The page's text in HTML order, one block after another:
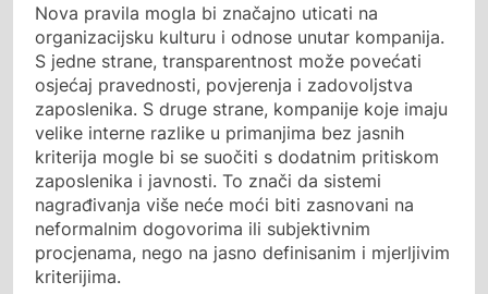
Nova pravila mogla bi značajno uticati na
organizacijsku kulturu i odnose unutar kompanija.
S jedne strane, transparentnost može povećati
osjećaj pravednosti, povjerenja i zadovoljstva
zaposlenika. S druge strane, kompanije koje imaju
velike interne razlike u primanjima bez jasnih
kriterija mogle bi se suočiti s dodatnim pritiskom
zaposlenika i javnosti. To znači da sistemi
nagrađivanja više neće moći biti zasnovani na
neformalnim dogovorima ili subjektivnim
procjenama, nego na jasno definisanim i mjerljivim
kriterijima.